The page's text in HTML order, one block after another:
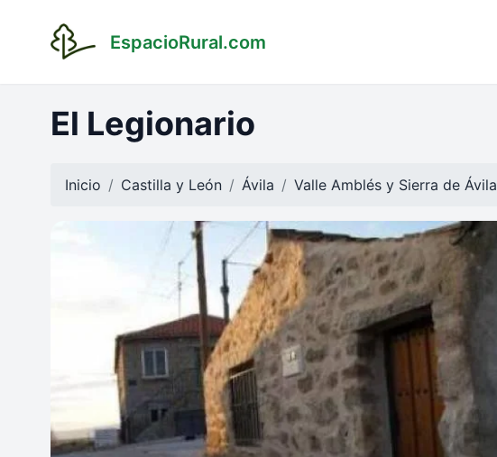
EspacioRural.com
El Legionario
Inicio Castilla y León Ávila Valle Amblés y Sierra de Ávila